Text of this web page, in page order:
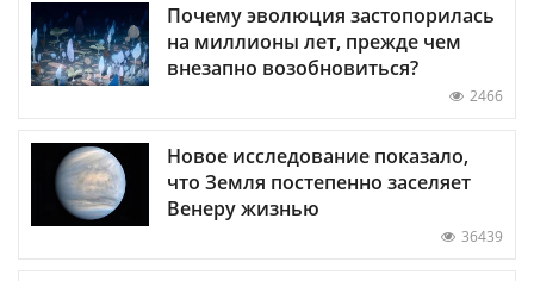
Почему эволюция застопорилась
на миллионы лет, прежде чем
внезапно возобновиться?
2466
Новое исследование показало,
что Земля постепенно заселяет
Венеру жизнью
36439